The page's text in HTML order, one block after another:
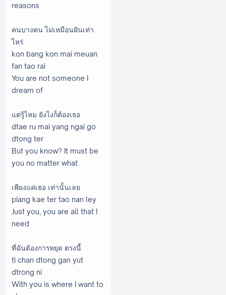
reasons
คนบางคน ไม่เหมือนฝันเท่า
ไหร่
kon bang kon mai meuan
fan tao rai
You are not someone I
dream of
แต่รู้ไหม ยังไงก็ต้องเธอ
dtae ru mai yang ngai go
dtong ter
But you know? It must be
you no matter what
เพียงแค่เธอ เท่านั้นเลย
piang kae ter tao nan ley
Just you, you are all that I
need
ที่ฉันต้องการหยุด ตรงนี้
ti chan dtong gan yut
dtrong ni
With you is where I want to